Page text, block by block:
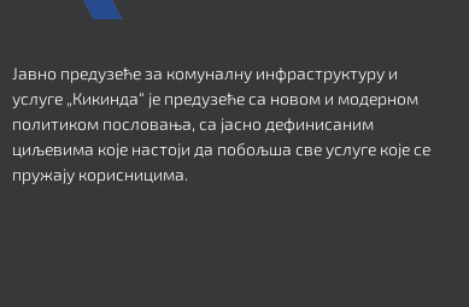
Јавно предузеће за комуналну инфраструктуру и
услуге „Кикинда“ је предузеће са новом и модерном
политиком пословања, са јасно дефинисаним
циљевима које настоји да побољша све услуге које се
пружају корисницима.